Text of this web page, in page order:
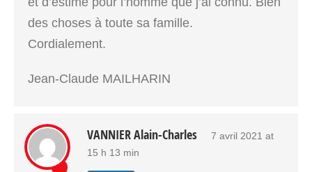
des choses à toute sa famille.
Cordialement.
Jean-Claude MAILHARIN
VANNIER Alain-Charles
7 avril 2021 at
15 h 13 min